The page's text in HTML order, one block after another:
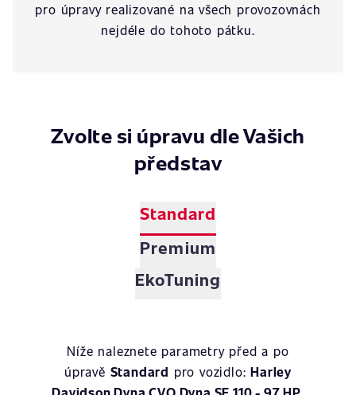
pro úpravy realizované na všech provozovnách
nejdéle do tohoto pátku.
Zvolte si úpravu dle Vašich
představ
Standard
Premium
EkoTuning
Níže naleznete parametry před a po
úpravě Standard pro vozidlo:Harley